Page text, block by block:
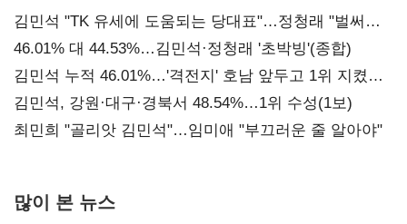
김민석 "TK 유세에 도움되는 당대표"…정청래 "벌써
대표된 양 당직 배분"
46.01% 대 44.53%…김민석·정청래 '초박빙'(종합)
김민석 누적 46.01%…'격전지' 호남 앞두고 1위 지켰다
(2보)
김민석, 강원·대구·경북서 48.54%…1위 수성(1보)
최민희 "골리앗 김민석"…임미애 "부끄러운 줄 알아야"
많이 본 뉴스